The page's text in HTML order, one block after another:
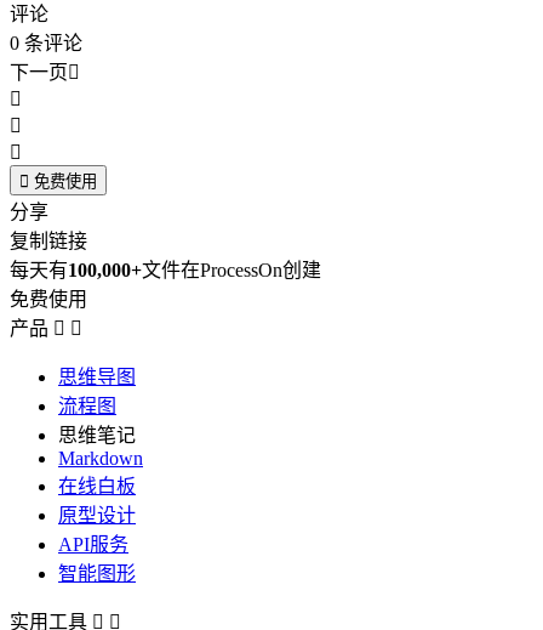
评论
0 条评论
下一页



 免费使用
分享
复制链接
每天有100,000+文件在ProcessOn创建
免费使用
产品  
思维导图
流程图
思维笔记
Markdown
在线白板
原型设计
API服务
智能图形
实用工具  